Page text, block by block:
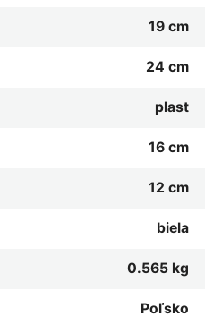
19 cm
24 cm
plast
16 cm
12 cm
biela
0.565 kg
Poľsko